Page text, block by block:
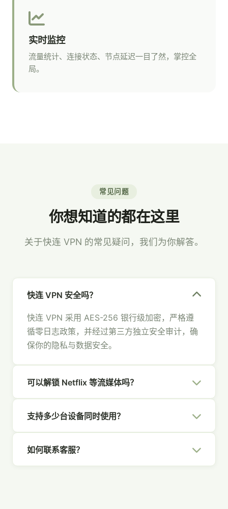
实时监控
流量统计、连接状态、节点延迟一目了然，掌控全
局。
常见问题
你想知道的都在这里
关于快连 VPN 的常见疑问，我们为你解答。
快连 VPN 安全吗？
快连 VPN 采用 AES-256 银行级加密，严格遵
循零日志政策，并经过第三方独立安全审计，确
保你的隐私与数据安全。
可以解锁 Netflix 等流媒体吗？
支持 Netflix、Hulu、Disney+、YouTube 等主
流平台，畅享全球内容。
支持多少台设备同时使用？
盖你的所有设备，全家共享安全网络。
如何联系客服？